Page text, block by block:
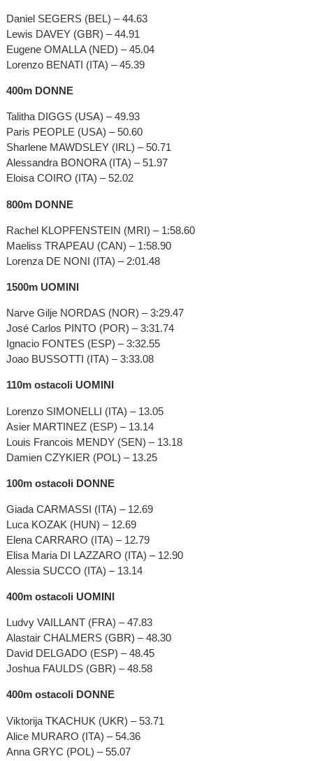
Daniel SEGERS (BEL) – 44.63
Lewis DAVEY (GBR) – 44.91
Eugene OMALLA (NED) – 45.04
Lorenzo BENATI (ITA) – 45.39
400m DONNE
Talitha DIGGS (USA) – 49.93
Paris PEOPLE (USA) – 50.60
Sharlene MAWDSLEY (IRL) – 50.71
Alessandra BONORA (ITA) – 51.97
Eloisa COIRO (ITA) – 52.02
800m DONNE
Rachel KLOPFENSTEIN (MRI) – 1:58.60
Maeliss TRAPEAU (CAN) – 1:58.90
Lorenza DE NONI (ITA) – 2:01.48
1500m UOMINI
Narve Gilje NORDAS (NOR) – 3:29.47
José Carlos PINTO (POR) – 3:31.74
Ignacio FONTES (ESP) – 3:32.55
Joao BUSSOTTI (ITA) – 3:33.08
110m ostacoli UOMINI
Lorenzo SIMONELLI (ITA) – 13.05
Asier MARTINEZ (ESP) – 13.14
Louis Francois MENDY (SEN) – 13.18
Damien CZYKIER (POL) – 13.25
100m ostacoli DONNE
Giada CARMASSI (ITA) – 12.69
Luca KOZAK (HUN) – 12.69
Elena CARRARO (ITA) – 12.79
Elisa Maria DI LAZZARO (ITA) – 12.90
Alessia SUCCO (ITA) – 13.14
400m ostacoli UOMINI
Ludvy VAILLANT (FRA) – 47.83
Alastair CHALMERS (GBR) – 48.30
David DELGADO (ESP) – 48.45
Joshua FAULDS (GBR) – 48.58
400m ostacoli DONNE
Viktorija TKACHUK (UKR) – 53.71
Alice MURARO (ITA) – 54.36
Anna GRYC (POL) – 55.07